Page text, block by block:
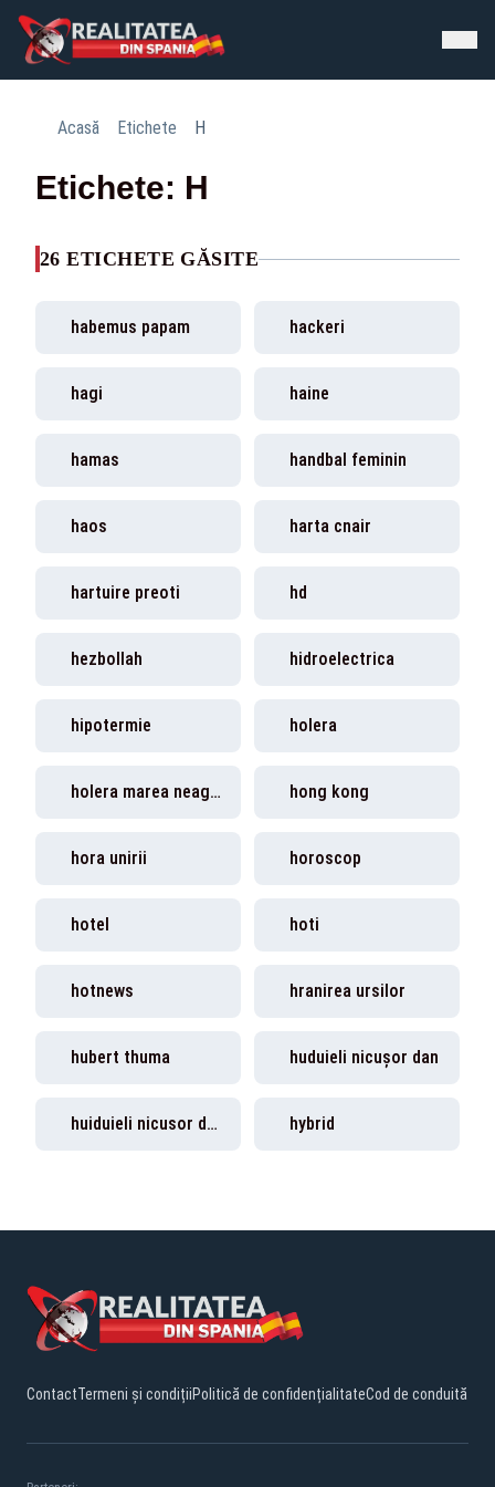
Acasă Etichete H
Etichete: H
26 ETICHETE GĂSITE
habemus papam hackeri
hagi haine
hamas handbal feminin
haos harta cnair
hartuire preoti hd
hezbollah hidroelectrica
hipotermie holera
holera marea neagra hong kong
hora unirii horoscop
hotel hoti
hotnews hranirea ursilor
hubert thuma huduieli nicușor dan
huiduieli nicusor dan hybrid
ContactTermeni și condițiiPolitică de confidențialitateCod de conduită